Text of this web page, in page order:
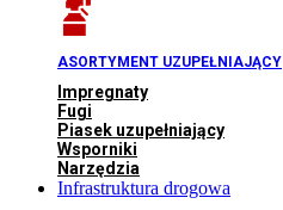
ASORTYMENT UZUPEŁNIAJĄCY
Impregnaty
Fugi
Piasek uzupełniający
Wsporniki
Narzędzia
Infrastruktura drogowa